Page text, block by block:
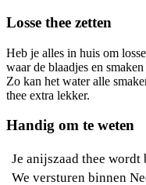
Losse thee zetten
Heb je alles in huis om
waar de blaadjes en
Zo kan het water alle
thee extra lekker.
Handig om te weten
Je anijszaad thee
We versturen binnen